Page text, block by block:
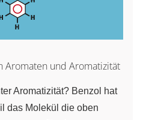
Aromaten und Aromatizität
Aromatizität? Benzol hat
das Molekül die oben